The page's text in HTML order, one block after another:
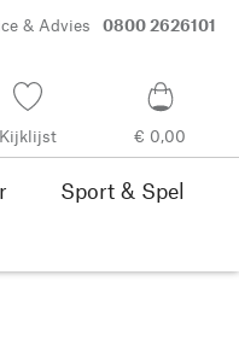
& Advies 0800 2626101
Kijklijst € 0,00
Sport & Spel